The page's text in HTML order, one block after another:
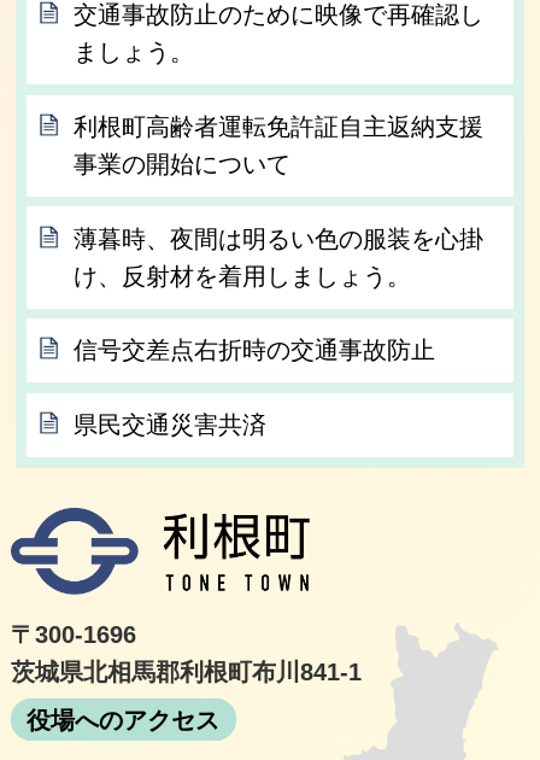
交通事故防止のために映像で再確認し
ましょう。
利根町高齢者運転免許証自主返納支援
事業の開始について
薄暮時、夜間は明るい色の服装を心掛
け、反射材を着用しましょう。
信号交差点右折時の交通事故防止
県民交通災害共済
〒300-1696
茨城県北相馬郡利根町布川841-1
役場へのアクセス